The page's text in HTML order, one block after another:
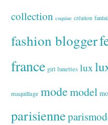
collection coquine création
fashion blogger
france girl lunettes lux
maquillage modemodel
parisienne